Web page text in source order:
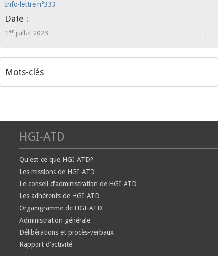
Info-lettre n°333
Date :
1 er juillet 2023
Mots-clés
HGI-ATD
Qu'est-ce que HGI-ATD?
Les missions de HGI-ATD
Le conseil d'administration de HGI-ATD
Les adhérents de HGI-ATD
Organigramme de HGI-ATD
Administration générale
Délibérations et procès-verbaux
Rapport d'activité